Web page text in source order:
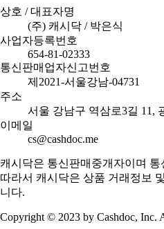
상호 / 대표자명
(주) 캐시닥 / 박은식
사업자등록번호
654-81-02333
통신판매업자신고번호
제2021-서울강남-04731
주소
서울 강남구 역삼로3길 11,
이메일
cs@cashdoc.me
캐시닥은 통신판매중개자이며
따라서 캐시닥은 상품 거래정보
니다.
Copyright © 2023 by Cashdoc, Inc.